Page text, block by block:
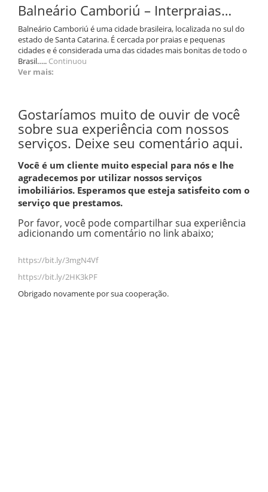
Balneário Camboriú – Interpraias…
Balneário Camboriú é uma cidade brasileira, localizada no sul do
estado de Santa Catarina. É cercada por praias e pequenas
cidades e é considerada uma das cidades mais bonitas de todo o
Brasil….. Continuou
Ver mais:
Gostaríamos muito de ouvir de você
sobre sua experiência com nossos
serviços. Deixe seu comentário aqui.
Você é um cliente muito especial para nós e lhe
agradecemos por utilizar nossos serviços
imobiliários. Esperamos que esteja satisfeito com o
serviço que prestamos.
Por favor, você pode compartilhar sua experiência
adicionando um comentário no link abaixo;
https://bit.ly/3mgN4Vf
https://bit.ly/2HK3kPF
Obrigado novamente por sua cooperação.